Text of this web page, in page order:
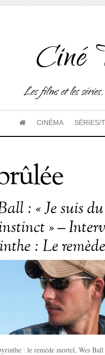
Ciné
Les films et les
CINÉMA SÉRIES/
: « Je suis
» –
: Le
: le remède mortel, Wes